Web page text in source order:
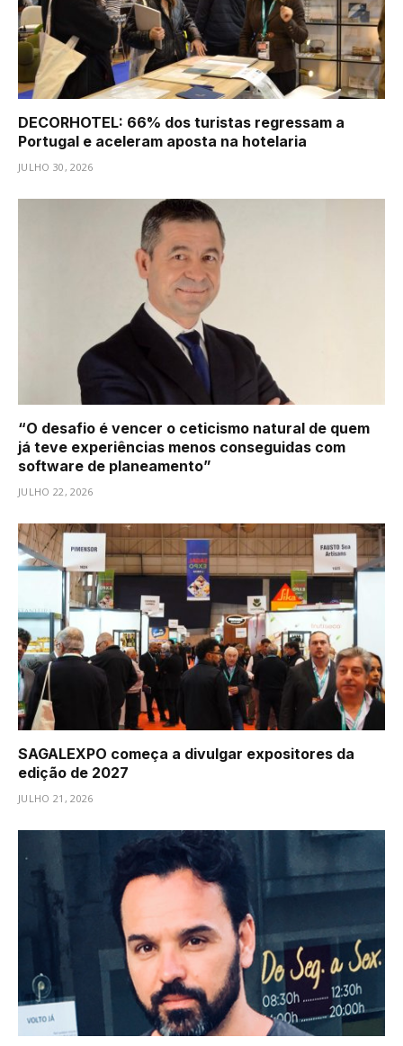
DECORHOTEL: 66% dos turistas regressam a
Portugal e aceleram aposta na hotelaria
JULHO 30, 2026
“O desafio é vencer o ceticismo natural de quem
já teve experiências menos conseguidas com
software de planeamento”
JULHO 22, 2026
SAGALEXPO começa a divulgar expositores da
edição de 2027
JULHO 21, 2026